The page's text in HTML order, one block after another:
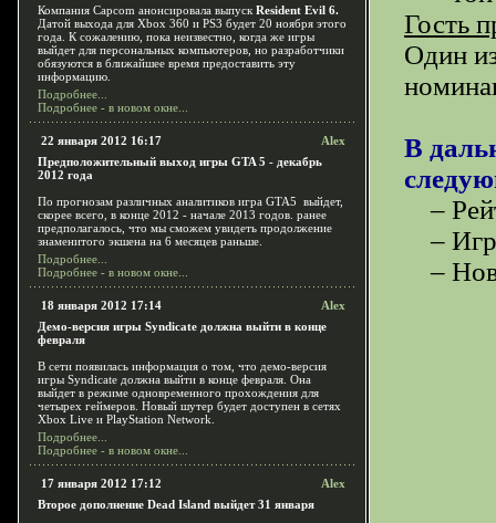
Компания Capcom анонсировала выпуск Resident Evil 6.
Датой выхода для Xbox 360 и PS3 будет 20 ноября этого
года. К сожалению, пока неизвестно, когда же игры
выйдет для персональных компьютеров, но разработчики
обязуются в ближайшее время предоставить эту
информацию.
Подробнее...
Подробнее - в новом окне...
22 января 2012 16:17
Alex
Предположительный выход игры GTA 5 - декабрь
2012 года
По прогнозам различных аналитиков игра GTA5 выйдет,
скорее всего, в конце 2012 - начале 2013 годов. ранее
предполагалось, что мы сможем увидеть продолжение
знаменитого экшена на 6 месяцев раньше.
Подробнее...
Подробнее - в новом окне...
18 января 2012 17:14
Alex
Демо-версия игры Syndicate должна выйти в конце
февраля
В сети появилась информация о том, что демо-версия
игры Syndicate должна выйти в конце февраля. Она
выйдет в режиме одновременного прохождения для
четырех геймеров. Новый шутер будет доступен в сетях
Xbox Live и PlayStation Network.
Подробнее...
Подробнее - в новом окне...
17 января 2012 17:12
Alex
Второе дополнение Dead Island выйдет 31 января
Гость
Один
В
–
–
–